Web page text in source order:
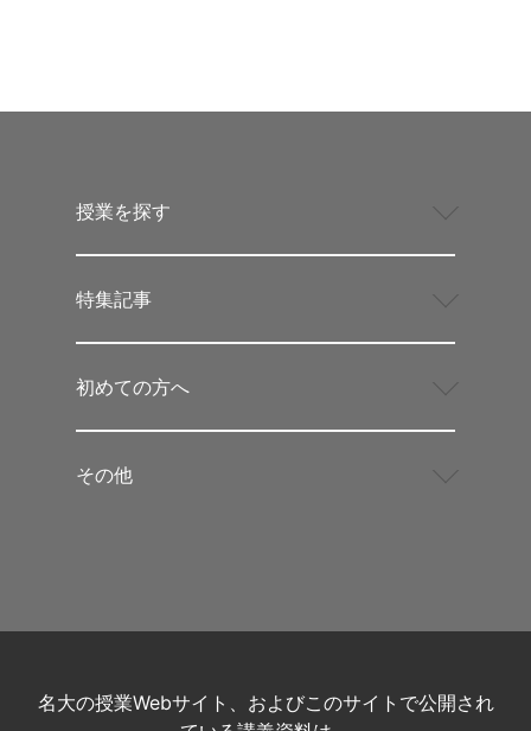
授業を探す
特集記事
初めての方へ
その他
名大の授業Webサイト、およびこのサイトで公開され